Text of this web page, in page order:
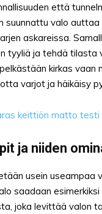
että
suunnattu valo auttaa
askareissa.
tyyliä ja tehdä tilasta
kirkas vaan
varjot ja häikäisy
keittiön matto testi
ja niiden
usein useampaa
saadaan esimerkiksi
joka levittää valon